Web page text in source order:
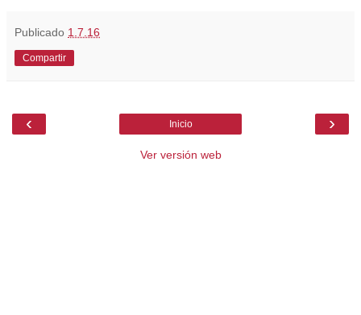
Publicado 1.7.16
Compartir
‹ ›
Inicio
Ver versión web